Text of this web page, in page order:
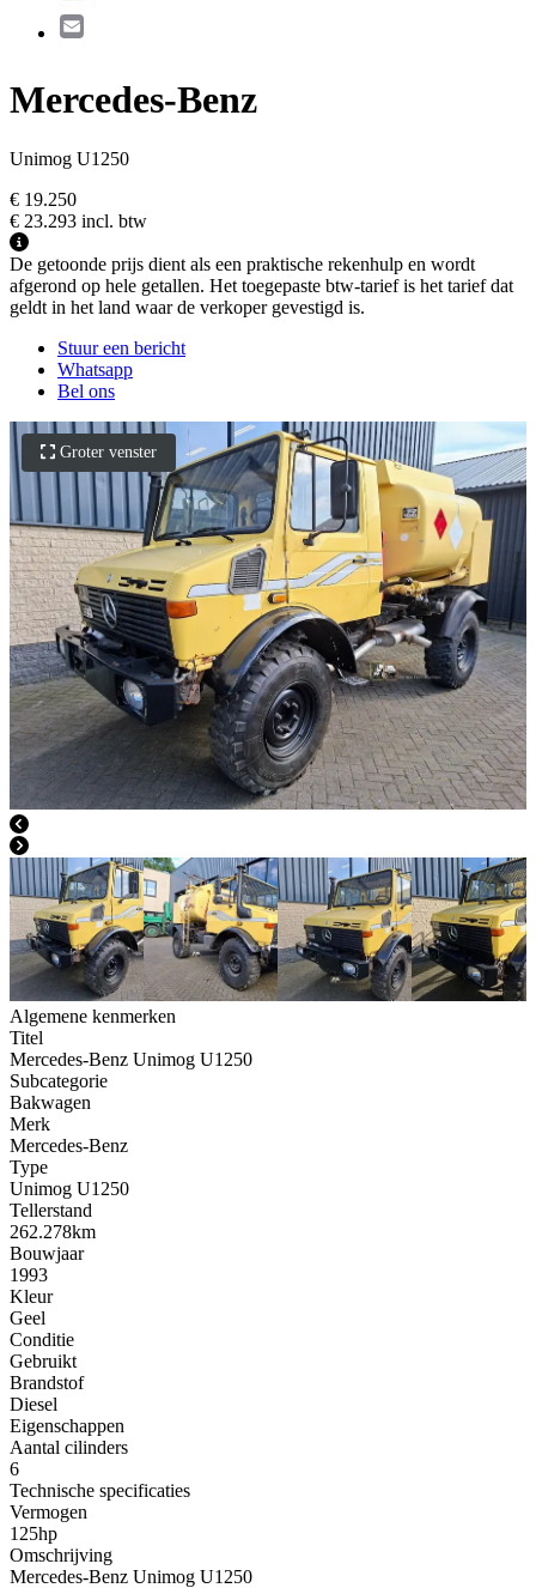
Mercedes-Benz
Unimog U1250
€ 19.250
€ 23.293 incl. btw
De getoonde prijs dient als een praktische rekenhulp en wordt
afgerond op hele getallen. Het toegepaste btw-tarief is het tarief dat
geldt in het land waar de verkoper gevestigd is.
Stuur een bericht
Whatsapp
Bel ons
Groter venster
Algemene kenmerken
Titel
Mercedes-Benz Unimog U1250
Subcategorie
Bakwagen
Merk
Mercedes-Benz
Type
Unimog U1250
Tellerstand
262.278km
Bouwjaar
1993
Kleur
Geel
Conditie
Gebruikt
Brandstof
Diesel
Eigenschappen
Aantal cilinders
6
Technische specificaties
Vermogen
125hp
Omschrijving
Mercedes-Benz Unimog U1250